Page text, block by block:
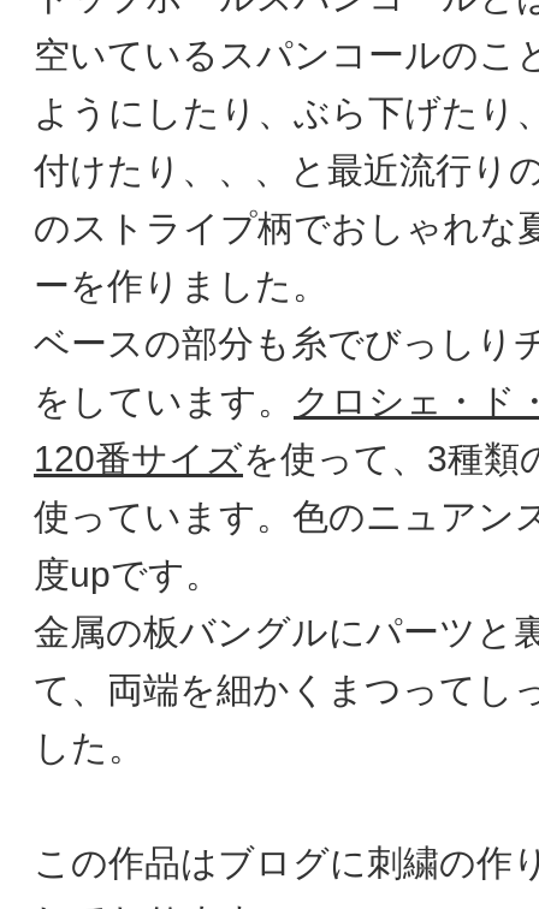
空いているスパンコールのこ
ようにしたり、ぶら下げたり
付けたり、、、と最近流行り
のストライプ柄でおしゃれな
ーを作りました。
ベースの部分も糸でびっしり
をしています。 クロシェ・ド
120番サイズを使って、3種類
使っています。色のニュアン
度upです。
金属の板バングルにパーツと
て、両端を細かくまつってし
した。
この作品はブログに刺繍の作